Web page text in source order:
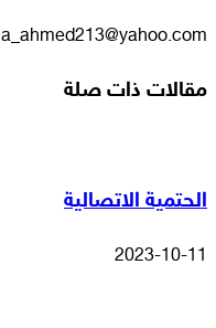
a_ahmed213@yahoo.com
مقالات ذات صلة
الحتمية الاتصالية
2023-10-11